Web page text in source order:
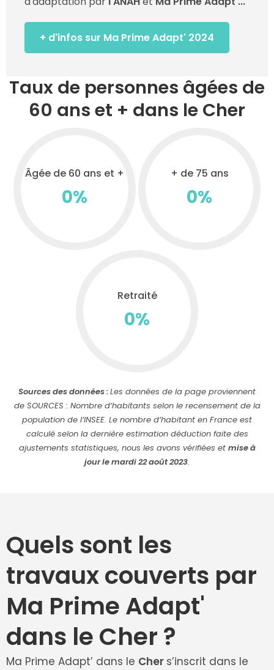
+ d'infos sur Ma Prime Adapt' 2024
Taux de personnes âgées de
60 ans et + dans le Cher
Âgée de 60 ans et +
0%
+ de 75 ans
0%
Retraité
0%
Sources des données :Les données de la page proviennent
de SOURCES : Nombre d’habitants selon le recensement de la
population de l’INSEE. Le nombre d’habitant en France est
calculé selon la dernière estimation déduction faite des
ajustements statistiques, nous les avons vérifiées et mise à
jour le mardi 22 août 2023.
Quels sont les
travaux couverts par
Ma Prime Adapt'
dans le Cher ?
Ma Prime Adapt’ dans le Cher s’inscrit dans le